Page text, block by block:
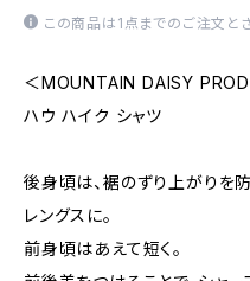
この商品は1点までのご注文と
＜MOUNTAIN DAISY
ハウ ハイク シャツ
後身頃は、裾のずり上がりを
レングスに。
前身頃はあえて短く。